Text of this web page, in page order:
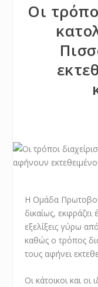
Οι
Η Ομάδα
δικαίως,
εξελίξεις γύρω
καθώς ο τρόπος
τους αφήνει
Οι κάτοικοι και οι